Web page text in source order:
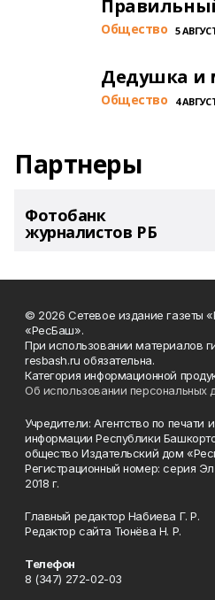
Общество 5
Дедушка и
Общество 4
Партнеры
Фотобанк
журналистов РБ
© 2026 Сетевое издание газеты
«РесБаш».
При использовании материалов
resbash.ru обязательна.
Категория информационной
Об использовании персональных
Учредители: Агентство по
информации Республики
общество Издательский дом
Регистрационный номер: серия
2018 г.
Главный редактор Набиева Г. Р.
Редактор сайта Тюнёва Н. Р.
Телефон
8 (347) 272-02-03